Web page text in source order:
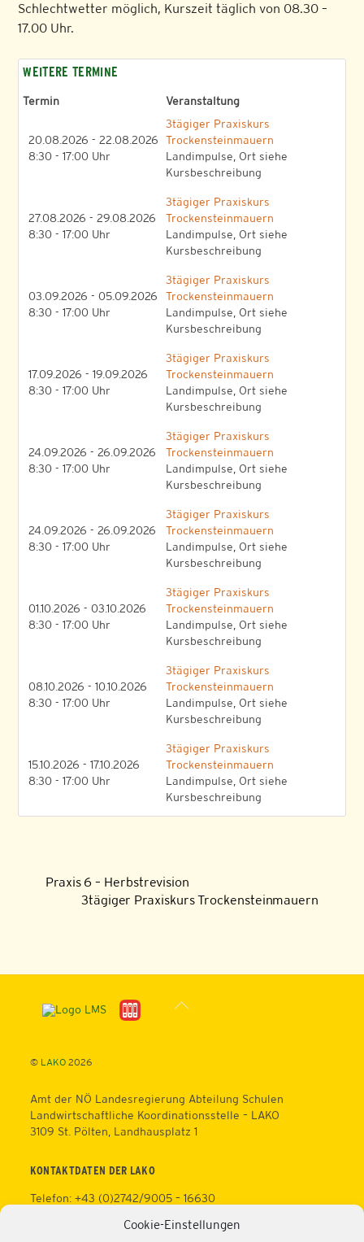
Cookie-Einstellungen
Schlechtwetter möglich, Kurszeit täglich von 08.30 –
17.00 Uhr.
WEITERE TERMINE
Termin Veranstaltung
20.08.2026 - 22.08.2026
8:30 - 17:00 Uhr
3tägiger Praxiskurs
Trockensteinmauern
Landimpulse, Ort siehe
Kursbeschreibung
27.08.2026 - 29.08.2026
8:30 - 17:00 Uhr
3tägiger Praxiskurs
Trockensteinmauern
Landimpulse, Ort siehe
Kursbeschreibung
03.09.2026 - 05.09.2026
8:30 - 17:00 Uhr
3tägiger Praxiskurs
Trockensteinmauern
Landimpulse, Ort siehe
Kursbeschreibung
17.09.2026 - 19.09.2026
8:30 - 17:00 Uhr
3tägiger Praxiskurs
Trockensteinmauern
Landimpulse, Ort siehe
Kursbeschreibung
24.09.2026 - 26.09.2026
8:30 - 17:00 Uhr
3tägiger Praxiskurs
Trockensteinmauern
Landimpulse, Ort siehe
Kursbeschreibung
24.09.2026 - 26.09.2026
8:30 - 17:00 Uhr
3tägiger Praxiskurs
Trockensteinmauern
Landimpulse, Ort siehe
Kursbeschreibung
01.10.2026 - 03.10.2026
8:30 - 17:00 Uhr
3tägiger Praxiskurs
Trockensteinmauern
Landimpulse, Ort siehe
Kursbeschreibung
08.10.2026 - 10.10.2026
8:30 - 17:00 Uhr
3tägiger Praxiskurs
Trockensteinmauern
Landimpulse, Ort siehe
Kursbeschreibung
15.10.2026 - 17.10.2026
8:30 - 17:00 Uhr
3tägiger Praxiskurs
Trockensteinmauern
Landimpulse, Ort siehe
Kursbeschreibung
Praxis 6 – Herbstrevision
3tägiger Praxiskurs Trockensteinmauern
Back
© LAKO2026
Amt der NÖ Landesregierung Abteilung Schulen
Landwirtschaftliche Koordinationsstelle – LAKO
3109 St. Pölten, Landhausplatz 1
KONTAKTDATEN DER LAKO
Telefon: +43 (0)2742/9005 – 16630
https://lako.at